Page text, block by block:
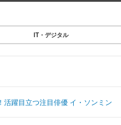
IT・デジタル
躍目立つ注目俳優 イ・ソンミン